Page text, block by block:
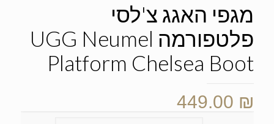
מגפי האגג צ'לסי
פלטפורמה UGG Neumel
Platform Chelsea Boot
449.00 ₪